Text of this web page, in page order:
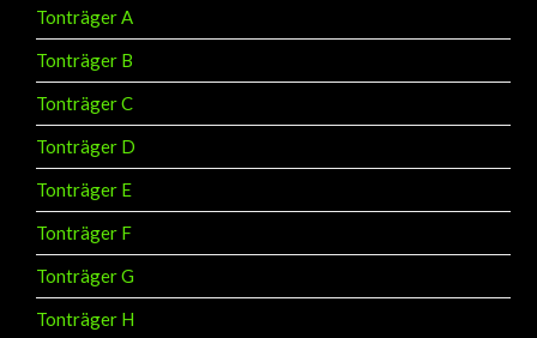
Tonträger A
Tonträger B
Tonträger C
Tonträger D
Tonträger E
Tonträger F
Tonträger G
Tonträger H